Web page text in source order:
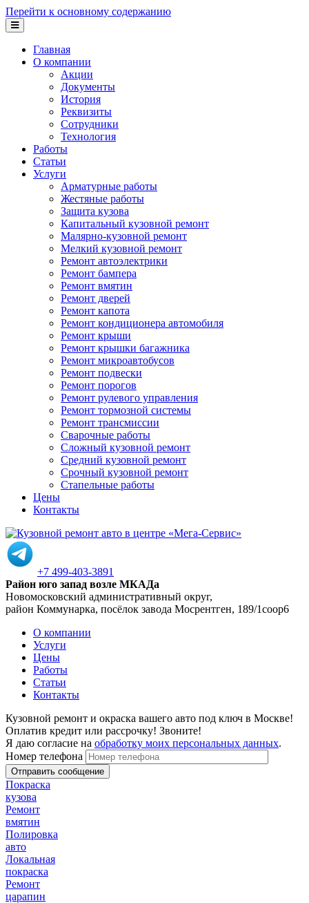
Перейти к основному содержанию
Главная
О компании
Акции
Документы
История
Реквизиты
Сотрудники
Технология
Работы
Статьи
Услуги
Арматурные работы
Жестяные работы
Защита кузова
Капитальный кузовной ремонт
Малярно-кузовной ремонт
Мелкий кузовной ремонт
Ремонт автоэлектрики
Ремонт бампера
Ремонт вмятин
Ремонт дверей
Ремонт капота
Ремонт кондиционера автомобиля
Ремонт крыши
Ремонт крышки багажника
Ремонт микроавтобусов
Ремонт подвески
Ремонт порогов
Ремонт рулевого управления
Ремонт тормозной системы
Ремонт трансмиссии
Сварочные работы
Сложный кузовной ремонт
Средний кузовной ремонт
Срочный кузовной ремонт
Стапельные работы
Цены
Контакты
+7 499-403-3891
Район юго запад возле МКАДа
Новомосковский административный округ,
район Коммунарка, посёлок завода Мосрентген, 189/1соор6
О компании
Услуги
Цены
Работы
Статьи
Контакты
Кузовной ремонт и окраска вашего авто под ключ в Москве!
Оплатив кредит или рассрочку! Звоните!
Я даю согласие на обработку моих персональных данных.
Номер телефона
Покраска
кузова
Ремонт
вмятин
Полировка
авто
Локальная
покраска
Ремонт
царапин